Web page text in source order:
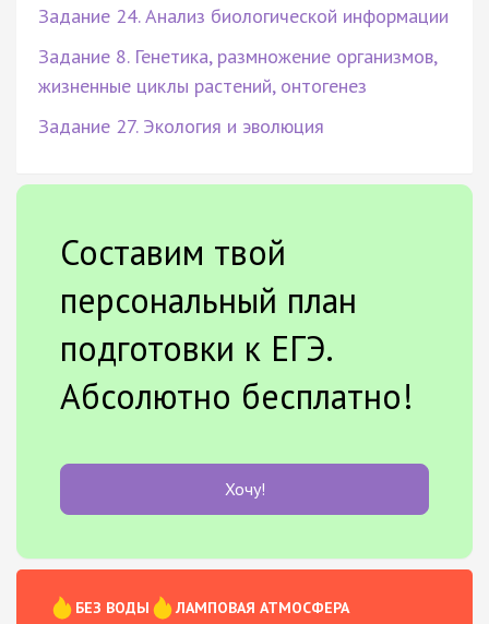
Задание 24. Анализ биологической информации
Задание 8. Генетика, размножение организмов,
жизненные циклы растений, онтогенез
Задание 27. Экология и эволюция
Составим твой
персональный план
подготовки к ЕГЭ.
Абсолютно бесплатно!
Хочу!
БЕЗ ВОДЫ
ЛАМПОВАЯ АТМОСФЕРА